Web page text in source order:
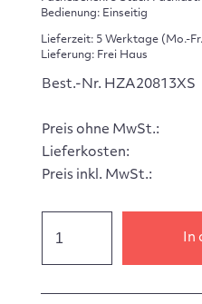
Bedienung: Einseitig
Lieferzeit: 5 Werktage (Mo.-
Lieferung: Frei Haus
Best.-Nr. HZA20813XS
Preis ohne MwSt.:
Lieferkosten:
Preis inkl. MwSt.: